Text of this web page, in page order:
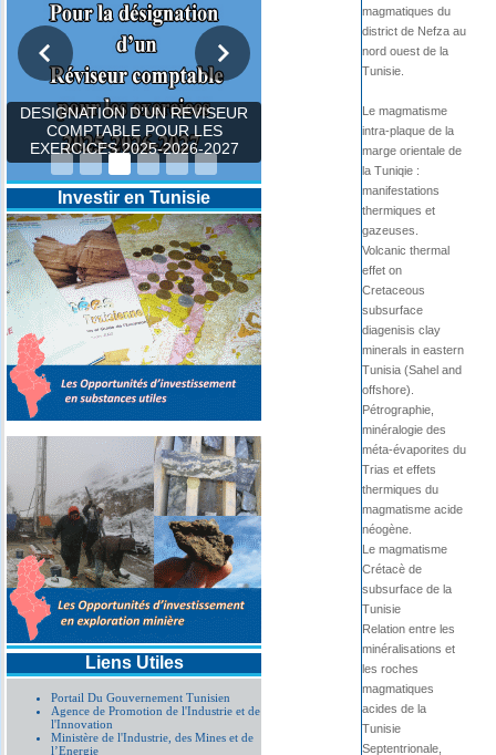
DESIGNATION D’UN REVISEUR
COMPTABLE POUR LES
EXERCICES 2025-2026-2027
Investir en Tunisie
Liens Utiles
Portail Du Gouvernement Tunisien
Agence de Promotion de l'Industrie et de
l'Innovation
Ministère de l'Industrie, des Mines et de
l’Energie
magmatiques du
district de Nefza au
nord ouest de la
Tunisie.
Le magmatisme
intra-plaque de la
marge orientale de
la Tuniqie :
manifestations
thermiques et
gazeuses.
Volcanic thermal
effet on
Cretaceous
subsurface
diagenisis clay
minerals in eastern
Tunisia (Sahel and
offshore).
Pétrographie,
minéralogie des
méta-évaporites du
Trias et effets
thermiques du
magmatisme acide
néogène.
Le magmatisme
Crétacè de
subsurface de la
Tunisie
Relation entre les
minéralisations et
les roches
magmatiques
acides de la
Tunisie
Septentrionale,